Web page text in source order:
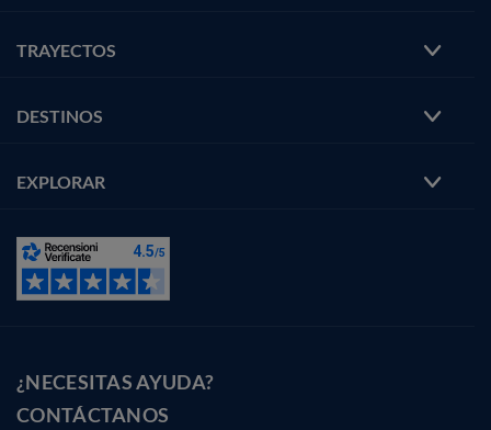
TRAYECTOS
DESTINOS
EXPLORAR
¿NECESITAS AYUDA?
CONTÁCTANOS